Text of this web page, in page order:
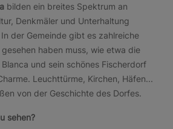
bilden ein breites Spektrum an
Denkmäler und Unterhaltung
der Gemeinde gibt es zahlreiche
haben muss, wie etwa die
und sein schönes Fischerdorf
Leuchttürme, Kirchen, Häfen...
von der Geschichte des Dorfes.
sehen?